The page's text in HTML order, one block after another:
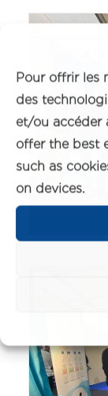
Pour offrir les
des
et/ou accéder
offer the best
such as
on devices.